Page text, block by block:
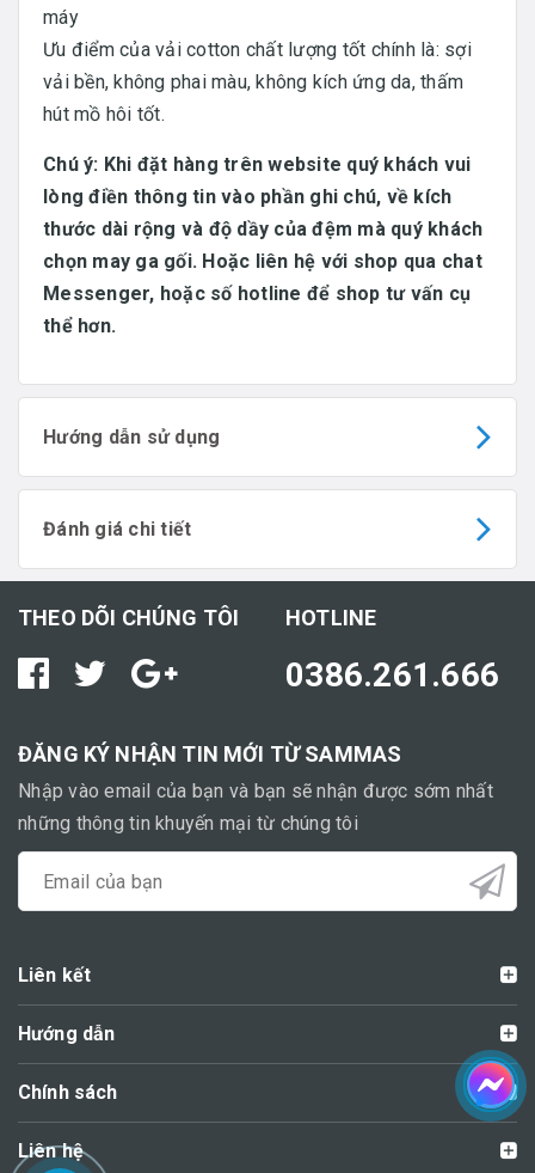
máy
Ưu điểm của vải cotton chất lượng tốt chính là: sợi
vải bền, không phai màu, không kích ứng da, thấm
hút mồ hôi tốt.
Chú ý: Khi đặt hàng trên website quý khách vui
lòng điền thông tin vào phần ghi chú, về kích
thước dài rộng và độ dầy của đệm mà quý khách
chọn may ga gối. Hoặc liên hệ với shop qua chat
Messenger, hoặc số hotline để shop tư vấn cụ
thể hơn.
Hướng dẫn sử dụng
Đánh giá chi tiết
THEO DÕI CHÚNG TÔI HOTLINE
0386.261.666
ĐĂNG KÝ NHẬN TIN MỚI TỪ SAMMAS
Nhập vào email của bạn và bạn sẽ nhận được sớm nhất
những thông tin khuyến mại từ chúng tôi
Liên kết
Hướng dẫn
Chính sách
Liên hệ